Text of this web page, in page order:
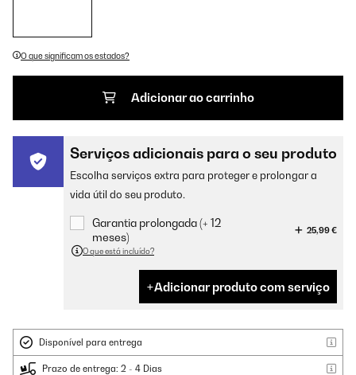
O que significam os estados?
Adicionar ao carrinho
Serviços adicionais para o seu produto
Escolha serviços extra para proteger e prolongar a
vida útil do seu produto.
Garantia prolongada (+ 12
meses)
25,99 €
O que está incluído?
Adicionar produto com serviço
Disponível para entrega
Prazo de entrega: 2 - 4 Dias